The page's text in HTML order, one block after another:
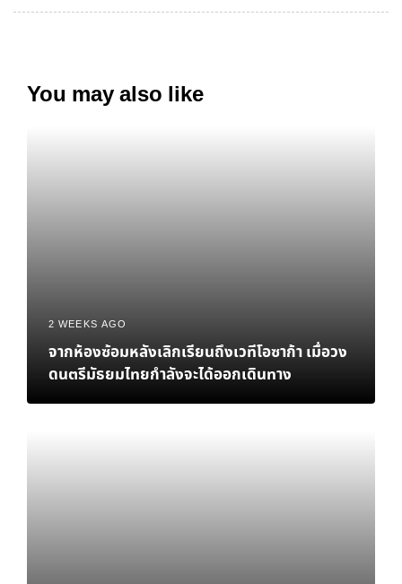
You may also like
2 WEEKS AGO
จากห้องซ้อมหลังเลิกเรียนถึงเวทีโอซาก้า เมื่อวง
ดนตรีมัธยมไทยกำลังจะได้ออกเดินทาง